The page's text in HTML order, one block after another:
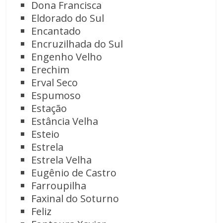
Dona Francisca
Eldorado do Sul
Encantado
Encruzilhada do Sul
Engenho Velho
Erechim
Erval Seco
Espumoso
Estação
Estância Velha
Esteio
Estrela
Estrela Velha
Eugênio de Castro
Farroupilha
Faxinal do Soturno
Feliz